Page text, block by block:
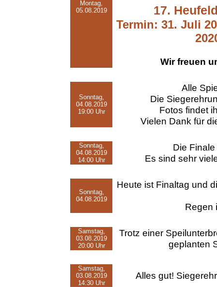
Montag,
05.08.2019
17.
Termin: 31. Juli
Wir freuen
Sonntag,
04.08.2019
19:00 Uhr
Alle
Die
Fotos findet
Vielen Dank für
Sonntag,
04.08.2019
14:00 Uhr
Die
Es sind sehr
Sonntag,
04.08.2019
Heute ist Finaltag und
Regen
Samstag,
03.08.2019
20:00 Uhr
Trotz einer
geplanten
Samstag,
03.08.2019
14:30 Uhr
Alles gut!